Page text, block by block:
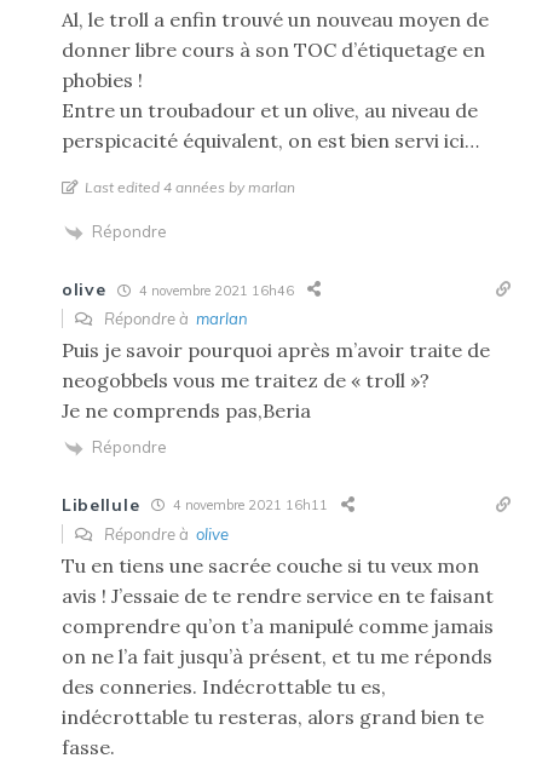
Al, le troll a enfin trouvé un nouveau moyen de
donner libre cours à son TOC d’étiquetage en
phobies !
Entre un troubadour et un olive, au niveau de
perspicacité équivalent, on est bien servi ici…
Last edited 4 années by marlan
Répondre
olive 4 novembre 2021 16h46
Répondre à marlan
Puis je savoir pourquoi après m’avoir traite de
neogobbels vous me traitez de « troll »?
Je ne comprends pas,Beria
Répondre
Libellule 4 novembre 2021 16h11
Répondre à olive
Tu en tiens une sacrée couche si tu veux mon
avis ! J’essaie de te rendre service en te faisant
comprendre qu’on t’a manipulé comme jamais
on ne l’a fait jusqu’à présent, et tu me réponds
des conneries. Indécrottable tu es,
indécrottable tu resteras, alors grand bien te
fasse.